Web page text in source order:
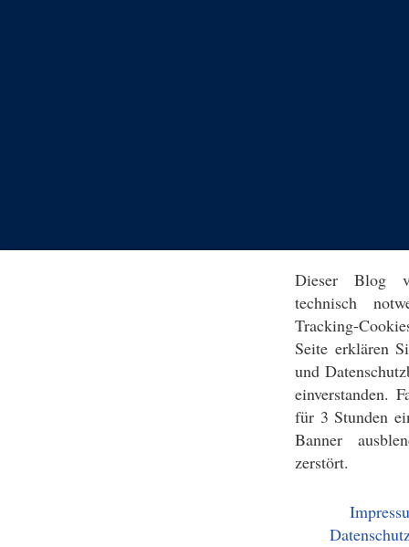
Dieser Blog
technisch
Tracking-
Seite erklären
und
einverstanden.
für 3 Stunden
Banner
zerstört.